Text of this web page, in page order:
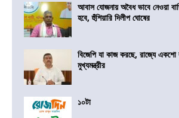
আবাস যোজনায় অবৈধ ভাবে নেওয়া
হবে, হুঁশিয়ারি দিলীপ ঘোষের
বিজেপি যা কাজ করছে, রাজ্যে একশো
মুখ্যমন্ত্রীর
১০টা